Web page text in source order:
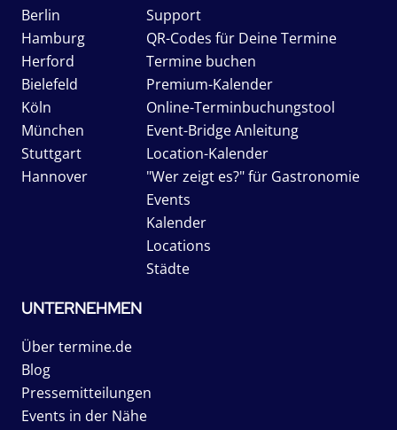
Berlin
Hamburg
Herford
Bielefeld
Köln
München
Stuttgart
Hannover
Support
QR-Codes für Deine Termine
Termine buchen
Premium-Kalender
Online-Terminbuchungstool
Event-Bridge Anleitung
Location-Kalender
"Wer zeigt es?" für Gastronomie
Events
Kalender
Locations
Städte
UNTERNEHMEN
Über termine.de
Blog
Pressemitteilungen
Events in der Nähe